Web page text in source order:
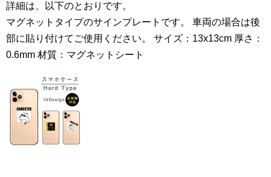
詳細は、以下のとおりです。
マグネットタイプのサインプレートです。 車両の場合は後
部に貼り付けてご使用ください。 サイズ：13x13cm 厚さ：
0.6mm 材質：マグネットシート